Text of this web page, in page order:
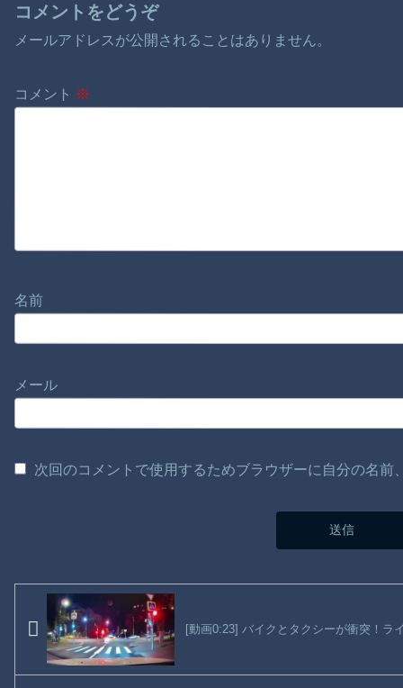
コメントをどうぞ
メールアドレスが公開されることはありません。
コメント ※
名前
メール
次回のコメントで使用するためブラウザーに自分の名
[動画0:23] バイクとタクシーが衝突！ラ